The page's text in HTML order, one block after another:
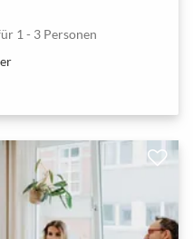
1 - 3 Personen